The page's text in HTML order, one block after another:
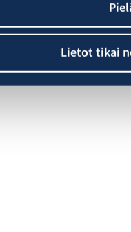
Lietot tikai